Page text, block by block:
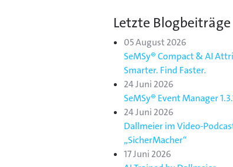
Letzte Blogbeiträge
05 August 2026
SeMSy® Compact & AI
Smarter. Find Faster.
24 Juni 2026
SeMSy® Event Manager
24 Juni 2026
Dallmeier im Video-
„SicherMacher“
17 Juni 2026